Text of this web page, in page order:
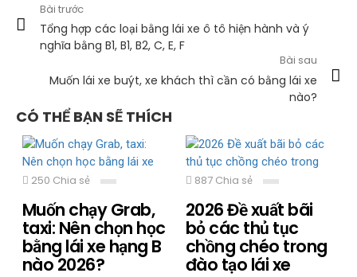
Bài trước
Tổng hợp các loại bằng lái xe ô tô hiện hành và ý
nghĩa bằng B1, B1, B2, C, E, F
Bài sau
Muốn lái xe buýt, xe khách thì cần có bằng lái xe
nào?
CÓ THỂ BẠN SẼ THÍCH
250 Chia sẻ
Muốn chạy Grab,
taxi: Nên chọn học
bằng lái xe hạng B
nào 2026?
887 Chia sẻ
2026 Đề xuất bãi
bỏ các thủ tục
chồng chéo trong
đào tạo lái xe